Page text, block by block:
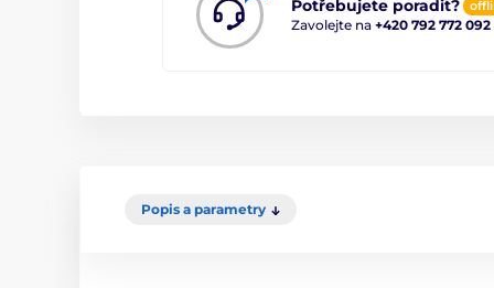
Potřebujete poradit?
Zavolejte na +420 792 772 092
Popis a parametry